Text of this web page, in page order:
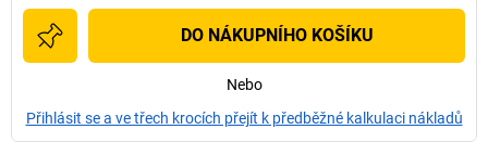
DO NÁKUPNÍHO KOŠÍKU
Nebo
Přihlásit se a ve třech krocích přejít k předběžné kalkulaci nákladů